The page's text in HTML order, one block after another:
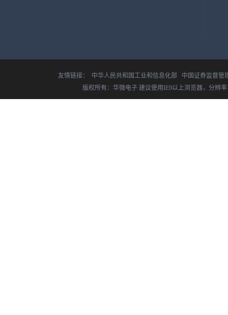
友情链接： 中华人民共和国工业和信息化部
中国证券监督管
版权所有：华微电子 建议使用IE9以上浏览器，分辨